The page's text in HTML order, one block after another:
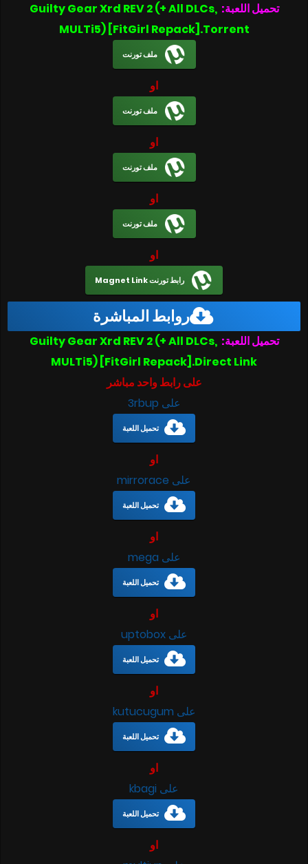
تحميل اللعبة: Guilty Gear Xrd REV 2 (+ All DLCs,
MULTi5) [FitGirl Repack].Torrent
ملف تورنت
او
ملف تورنت
او
ملف تورنت
او
ملف تورنت
او
رابط تورنت Magnet Link
روابط المباشرة
تحميل اللعبة: Guilty Gear Xrd REV 2 (+ All DLCs,
MULTi5) [FitGirl Repack].Direct Link
على رابط واحد مباشر
على 3rbup
تحميل اللعبة
او
على mirrorace
تحميل اللعبة
او
على mega
تحميل اللعبة
او
على uptobox
تحميل اللعبة
او
على kutucugum
تحميل اللعبة
او
على kbagi
تحميل اللعبة
او